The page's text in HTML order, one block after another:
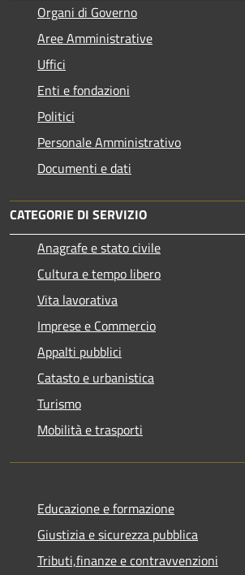
Organi di Governo
Aree Amministrative
Uffici
Enti e fondazioni
Politici
Personale Amministrativo
Documenti e dati
CATEGORIE DI SERVIZIO
Anagrafe e stato civile
Cultura e tempo libero
Vita lavorativa
Imprese e Commercio
Appalti pubblici
Catasto e urbanistica
Turismo
Mobilità e trasporti
Educazione e formazione
Giustizia e sicurezza pubblica
Tributi,finanze e contravvenzioni